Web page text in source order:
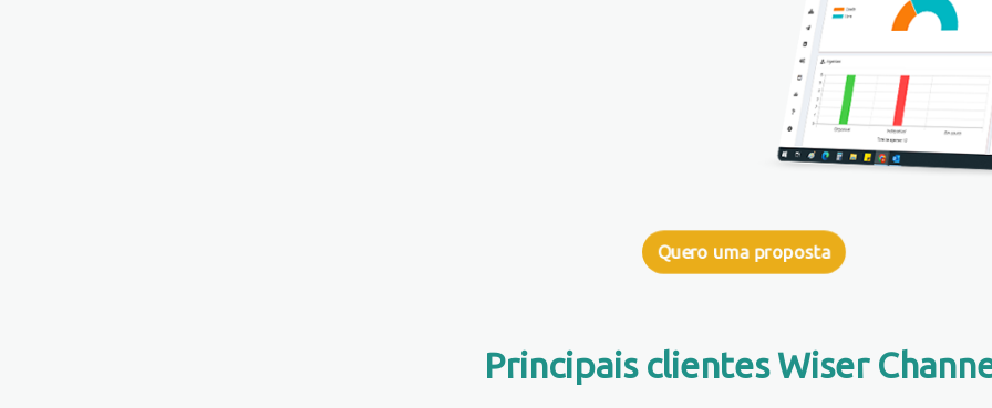
Quero uma proposta
Principais clientes Wiser